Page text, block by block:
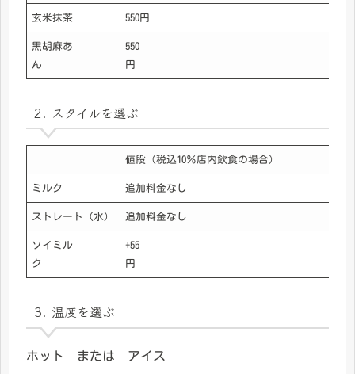
玄米抹茶 550円
黒胡麻あ
ん
550
円
2. スタイルを選ぶ
値段（税込10％店内飲食の場合）
ミルク 追加料金なし
ストレート（水） 追加料金なし
ソイミル
ク
+55
円
3. 温度を選ぶ
ホット または アイス